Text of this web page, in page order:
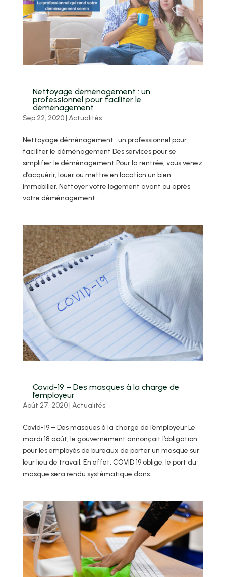
Nettoyage déménagement : un
professionnel pour faciliter le
déménagement
Sep 22, 2020| Actualités
Nettoyage déménagement : un professionnel pour
faciliter le déménagement Des services pour se
simplifier le déménagement Pour la rentrée, vous venez
d’acquérir, louer ou mettre en location un bien
immobilier. Nettoyer votre logement avant ou après
votre déménagement...
Covid-19 – Des masques à la charge de
l’employeur
Août 27, 2020| Actualités
Covid-19 – Des masques à la charge de l’employeur Le
mardi 18 août, le gouvernement annonçait l’obligation
pour les employés de bureaux de porter un masque sur
leur lieu de travail. En effet, COVID 19 oblige, le port du
masque sera rendu systématique dans...